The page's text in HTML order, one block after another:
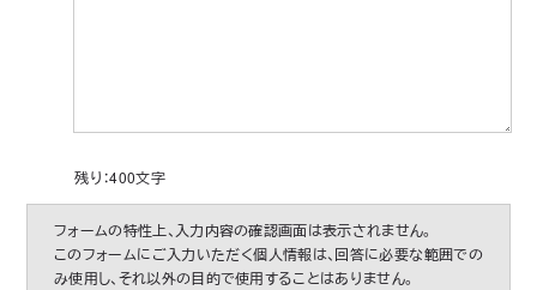
残り：400文字
フォームの特性上、入力内容の確認画面は表示されません。
このフォームにご入力いただく個人情報は、回答に必要な範囲での
み使用し、それ以外の目的で使用することはありません。